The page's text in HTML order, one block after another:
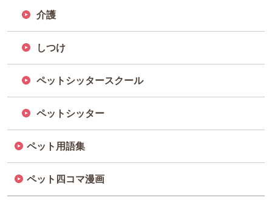
介護
しつけ
ペットシッタースクール
ペットシッター
ペット用語集
ペット四コマ漫画